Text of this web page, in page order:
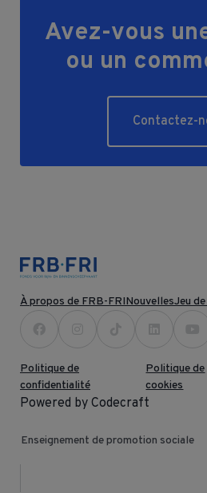
Avez-vous
ou un
Contactez-
À propos de FRB-FRINouvellesJeu
Politique de
confidentialité
Politique de
cookies
Powered by Codecraft
Enseignement de promotion sociale